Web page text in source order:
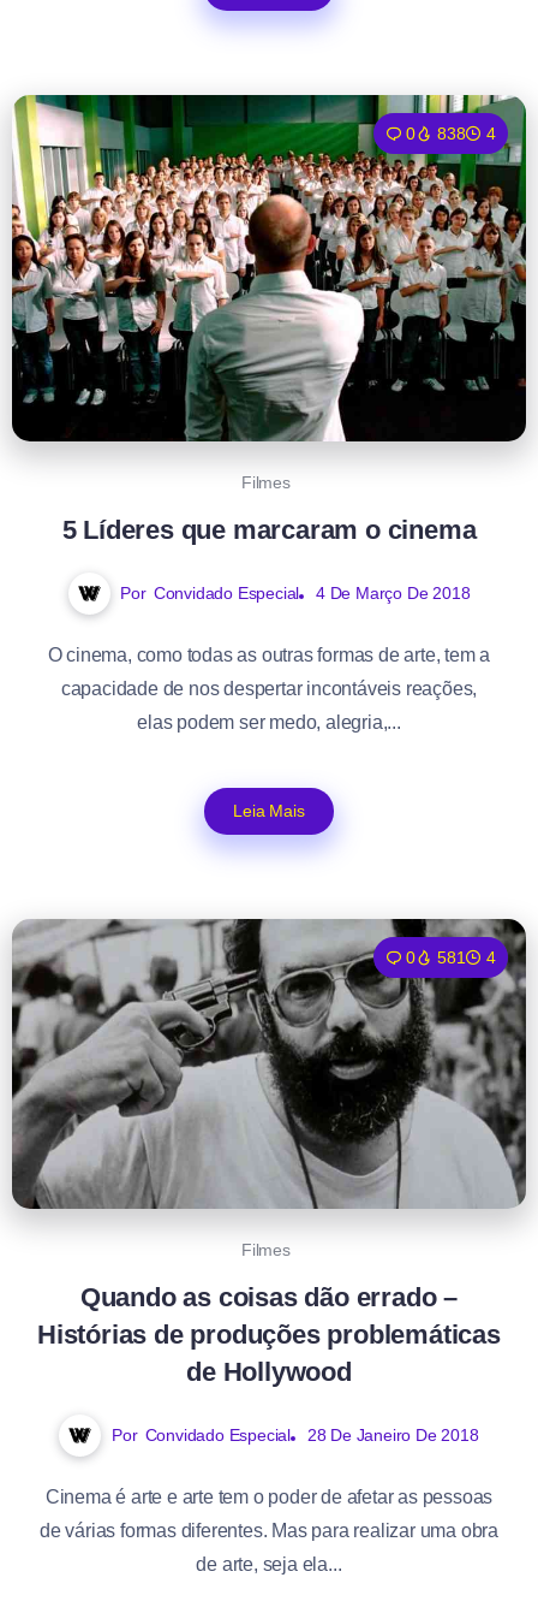
0 838 4
Filmes
5 Líderes que marcaram o cinema
Por Convidado Especial 4 De Março De 2018
O cinema, como todas as outras formas de arte, tem a
capacidade de nos despertar incontáveis reações,
elas podem ser medo, alegria,...
Leia Mais
0 581 4
Filmes
Quando as coisas dão errado –
Histórias de produções problemáticas
de Hollywood
Por Convidado Especial 28 De Janeiro De 2018
Cinema é arte e arte tem o poder de afetar as pessoas
de várias formas diferentes. Mas para realizar uma obra
de arte, seja ela...